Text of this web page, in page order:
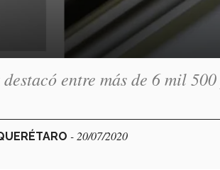
entre más de 6 mil
- 20/07/2020